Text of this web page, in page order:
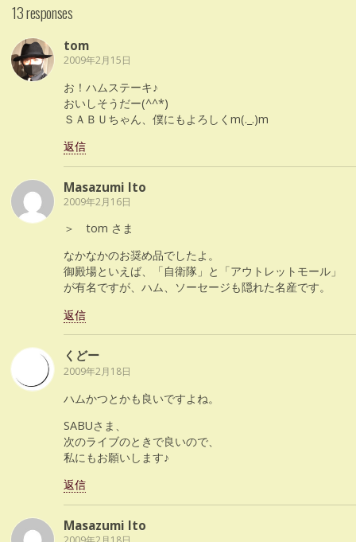
13 responses
tom
2009年2月15日
お！ハムステーキ♪
おいしそうだー(^^*)
ＳＡＢＵちゃん、僕にもよろしくm(._.)m
返信
Masazumi Ito
2009年2月16日
＞ tom さま
なかなかのお奨め品でしたよ。
御殿場といえば、「自衛隊」と「アウトレットモール」
が有名ですが、ハム、ソーセージも隠れた名産です。
返信
くどー
2009年2月18日
ハムかつとかも良いですよね。
SABUさま、
次のライブのときで良いので、
私にもお願いします♪
返信
Masazumi Ito